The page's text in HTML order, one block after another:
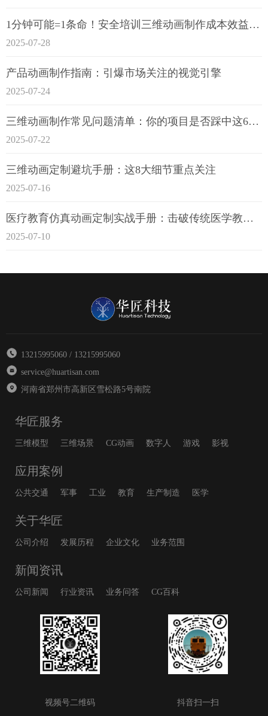
1分钟可能=1条命！安全培训三维动画制作成本效益深度拆解
2025-07-28
产品动画制作指南：引爆市场关注的视觉引擎
2025-07-24
三维动画制作常见问题清单：你的项目是否踩中这6大技术雷区？
2025-07-22
三维动画定制避坑手册：这8大细节重点关注
2025-07-16
医疗教育仿真动画定制实战手册：击破传统医学教育7大痛点
2025-07-10
13215995060 / 13215995060
service@huartisan.com
河南省郑州市高新区雪松路5号南院
华匠服务
三维模型 三维场景 CG动画 数字人 游戏 影视
应用案例
公共交通 军事 工业 教育 生产制造 医学
关于华匠
公司介绍 发展历程 企业文化 业务范围
新闻资讯
公司新闻 行业资讯 业务问答 CG百科
视频号二维码 抖音扫一扫